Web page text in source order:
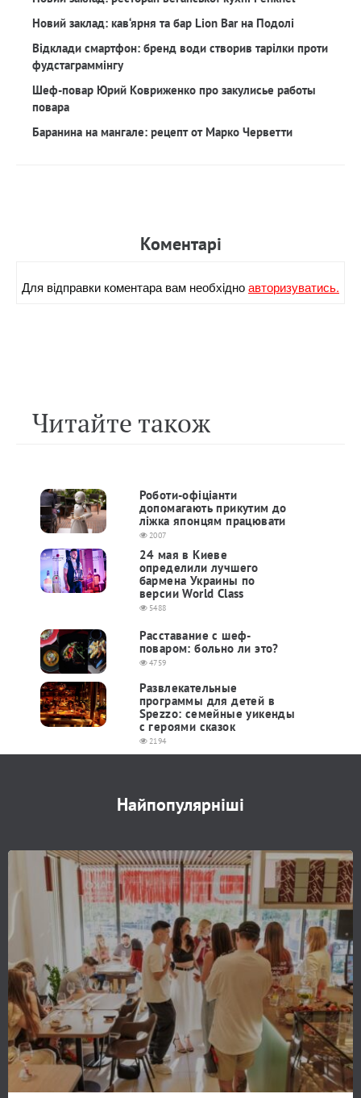
Новий заклад: кав‘ярня та бар Lion Bar на Подолі
Відклади смартфон: бренд води створив тарілки проти
фудстаграммінгу
Шеф-повар Юрий Ковриженко про закулисье работы
повара
Баранина на мангале: рецепт от Марко Черветти
Коментарi
Для вiдправки коментара вам необхiдноавторизуватись.
Читайте також
Роботи-офіціанти
допомагають прикутим до
ліжка японцям працювати
2007
24 мая в Киеве
определили лучшего
бармена Украины по
версии World Class
5488
Расставание с шеф-
поваром: больно ли это?
4759
Развлекательные
программы для детей в
Spezzo: семейные уикенды
с героями сказок
2194
Найпопулярніші